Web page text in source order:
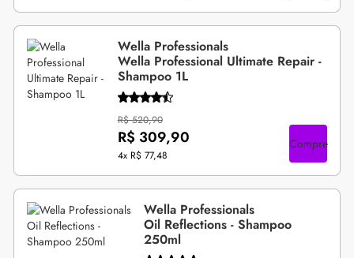
Wella Professionals
Wella Professional Ultimate Repair -
Shampoo 1L
R$ 520,90
R$ 309,90
4x R$ 77,48
Compre
Wella Professionals
Oil Reflections - Shampoo
250ml